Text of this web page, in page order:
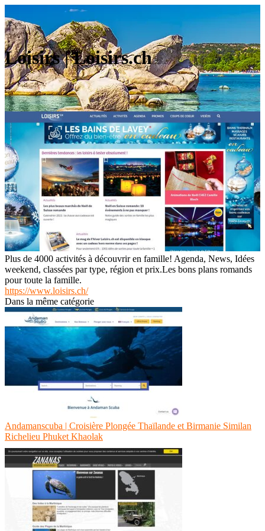
Loisirs | Loisirs.ch
Plus de 4000 activités à découvrir en famille! Agenda, News, Idées
weekend, classées par type, région et prix.Les bons plans romands
pour toute la famille.
https://www.loisirs.ch/
Dans la même catégorie
Andamanscuba | Croisière Plongée Thaïlande et Birmanie Similan
Richelieu Phuket Khaolak